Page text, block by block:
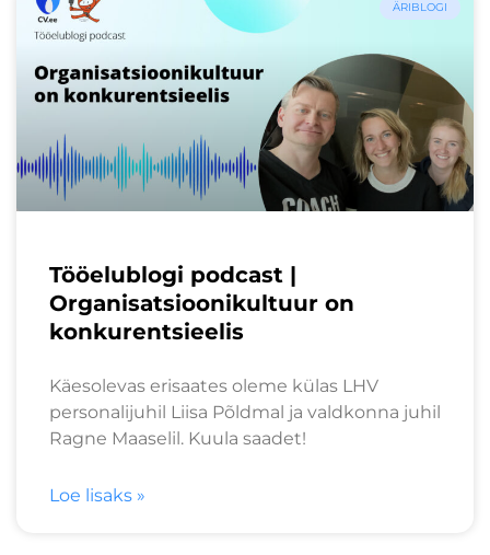
ÄRIBLOGI
Tööelublogi podcast |
Organisatsioonikultuur on
konkurentsieelis
Käesolevas erisaates oleme külas LHV
personalijuhil Liisa Põldmal ja valdkonna juhil
Ragne Maaselil. Kuula saadet!
Loe lisaks »